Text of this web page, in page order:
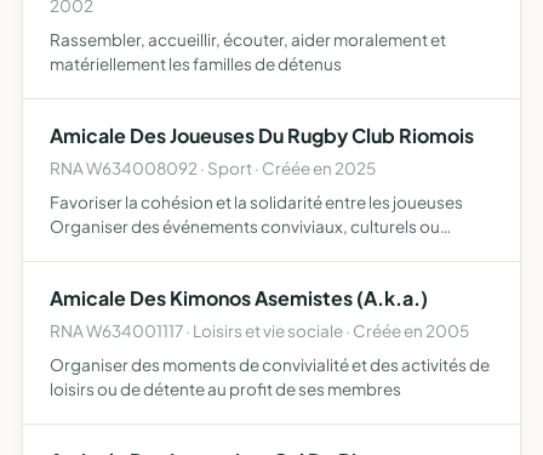
2002
Rassembler, accueillir, écouter, aider moralement et
matériellement les familles de détenus
Amicale Des Joueuses Du Rugby Club Riomois
RNA W634008092 · Sport · Créée en 2025
Favoriser la cohésion et la solidarité entre les joueuses
Organiser des événements conviviaux, culturels ou
Amicale Des Kimonos Asemistes (A.k.a.)
RNA W634001117 · Loisirs et vie sociale · Créée en 2005
Organiser des moments de convivialité et des activités de
loisirs ou de détente au profit de ses membres